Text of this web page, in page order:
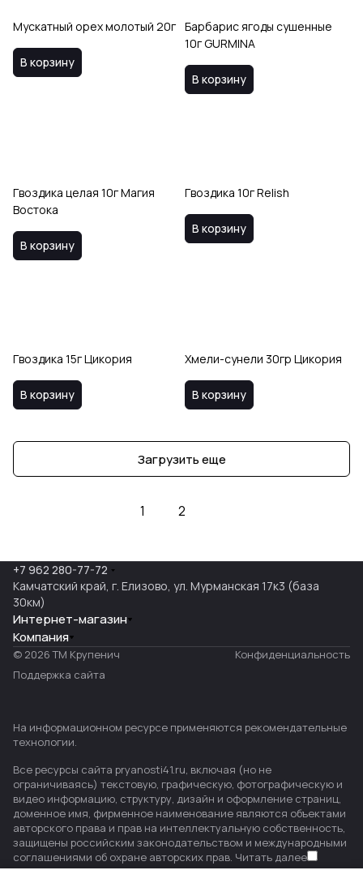
Мускатный орех молотый 20г
В корзину
Барбарис ягоды сушенные
10г GURMINA
В корзину
Гвоздика целая 10г Магия
Востока
В корзину
Гвоздика 10г Relish
В корзину
Гвоздика 15г Цикория
В корзину
Хмели-сунели 30гр Цикория
В корзину
Загрузить еще
1 2
+7 962 280-77-72
Камчатский край, г. Елизово, ул. Мурманская 17к3 (база
30км)
Интернет-магазин
Компания
© 2026 ТМ Крупенич
Конфиденциальность
Поддержка сайта
На информационном ресурсе применяются рекомендательные
технологии.
Все ресурсы сайта pryanosti41.ru, включая (но не
ограничиваясь) текстовую, графическую, фотографическую и
видео информацию, структуру, дизайн и оформление страниц,
доменное имя, фирменное наименование являются объектами
авторского права и прав на интеллектуальную собственность,
защищены российским законодательством и международными
соглашениями об охране авторских прав. Читать далее